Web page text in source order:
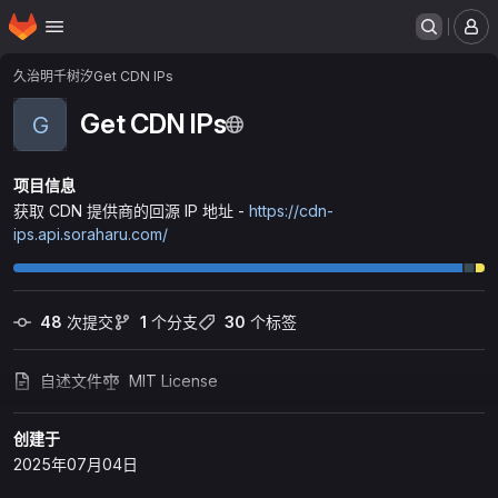
跳转到主要内容
主页
久治明千树汐Get CDN IPs
G Get CDN IPs
项目信息
获取 CDN 提供商的回源 IP 地址 - https://cdn-
ips.api.soraharu.com/
48 次提交 1 个分支 30 个标签
自述文件 MIT License
创建于
2025年07月04日